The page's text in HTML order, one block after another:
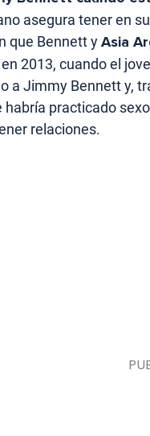
asegura tener en
que Bennett yAsia
2013, cuando el
a Jimmy Bennett y,
habría practicado
relaciones.